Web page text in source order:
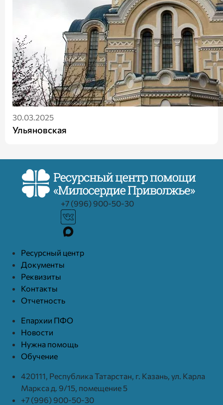
30.03.2025
Ульяновская
+7 (996) 900-50-30
Ресурcный центр
Документы
Реквизиты
Контакты
Отчетность
Епархии ПФО
Новости
Нужна помощь
Обучение
420111, Республика Татарстан, г. Казань, ул. Карла
Маркса д. 9/15, помещение 5
+7 (996) 900-50-30